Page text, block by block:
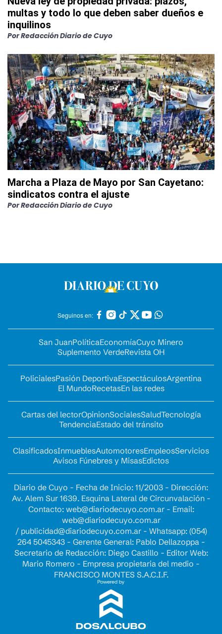
multas y todo lo que deben saber dueños e
inquilinos
PorRedacción Diario de Cuyo
Marcha a Plaza de Mayo por San Cayetano:
sindicatos contra el ajuste
PorRedacción Diario de Cuyo
Seguinos en:
San JuanPolíticaEconomíaCuyo Minero
Suplemento VerdeRevista OH
PolicialesPasión DeportivaEspectáculosArgentina
El MundoRecetasEn las redes
Cartas del lectorOpinionSocialesSaludTecnología
TendenciaEstado del tránsito
ClasificadosInmueblesAutomotoresEmpleosServicios
Avisos Fúnebres y MisasEdictos
Diario de Cuyo - Fecha de Inicio: 11/2003 - Dirección:
Av. Alem Sur 1639. Esquina Lateral de Circunvalación -
Contacto: web@diariodecuyo.com.ar- Email:
web@diariodecuyo.com.ar
/ publicidad@diariodecuyo.com.ar- Whatsapp: (054)
264 5045343 - Gerente General: Pablo Dellazoppa -
Secretario de Redacción: Diego Castillo - Editor Web:
Mario Romero - Empresa propietaria del medio -
FRANCISCO MONTES S.A.C.I.F.